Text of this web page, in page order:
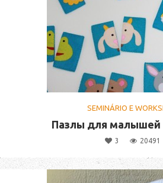
SEMINÁRIO E
Пазлы для малышей
3 20491